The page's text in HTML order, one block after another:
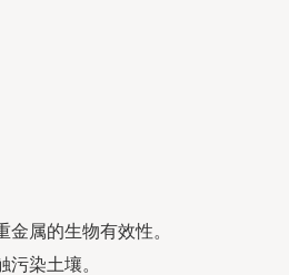
属的生物有效性。
染土壤。